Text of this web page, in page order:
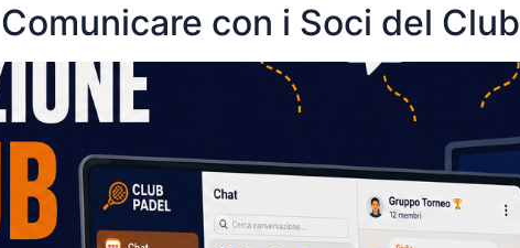
con i Soci del Club